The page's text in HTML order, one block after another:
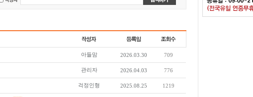
아들맘 2026.03.30 709
관리자 2026.04.03 776
걱정인형 2025.08.25 1219